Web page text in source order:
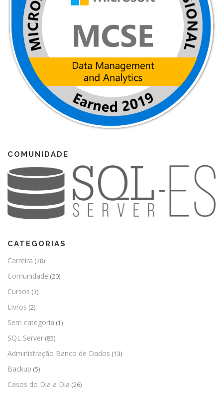
COMUNIDADE
CATEGORIAS
Carreira (28)
Comunidade (20)
Cursos (3)
Livros (2)
Sem categoria (1)
SQL Server (85)
Administração Banco de Dados (13)
Backup (5)
Casos do Dia a Dia (26)